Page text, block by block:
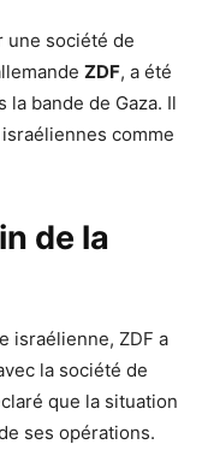
une société de
ZDF, a été
la bande de Gaza. Il
comme
de la
israélienne, ZDF a
la société de
que la situation
ses opérations.